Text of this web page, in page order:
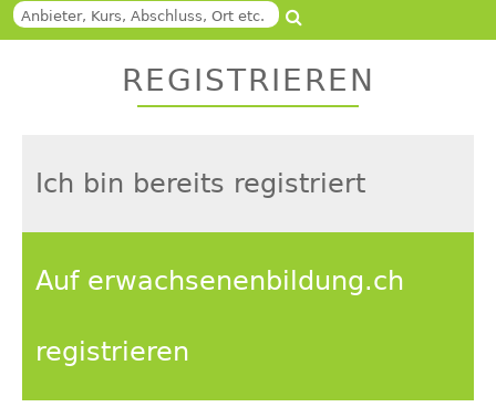
Suche
Back
REGISTRIEREN
Ich bin bereits registriert
Auf erwachsenenbildung.ch
registrieren